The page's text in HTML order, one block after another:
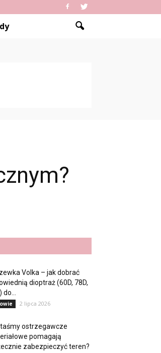
Volka – jak dobrać
dioptraż (60D, 78D,
2 lipca 2026
ostrzegawcze
pomagają
zabezpieczyć teren?